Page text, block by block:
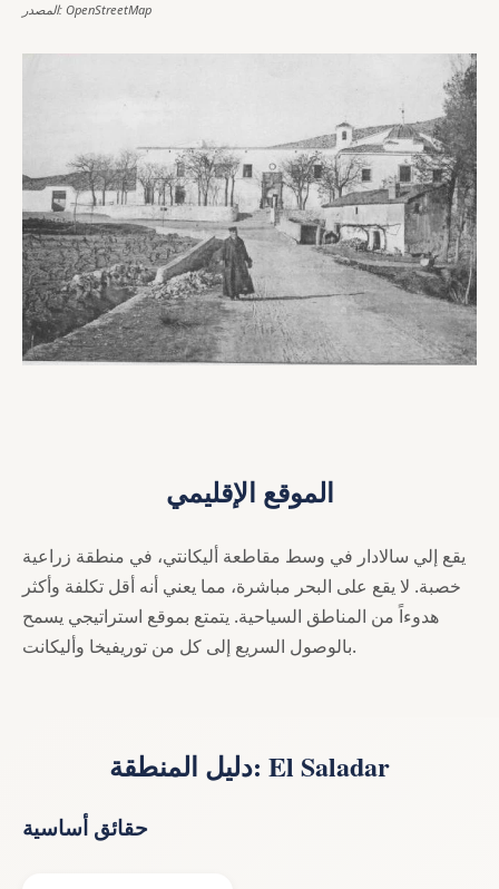
المصدر: OpenStreetMap
الموقع الإقليمي
يقع إلي سالادار في وسط مقاطعة أليكانتي، في منطقة زراعية
خصبة. لا يقع على البحر مباشرة، مما يعني أنه أقل تكلفة وأكثر
هدوءاً من المناطق السياحية. يتمتع بموقع استراتيجي يسمح
بالوصول السريع إلى كل من توريفيخا وأليكانت.
دليل المنطقة: El Saladar
حقائق أساسية